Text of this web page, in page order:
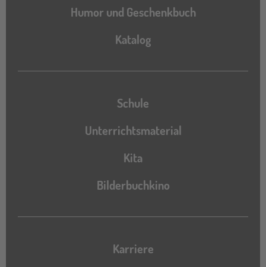
Humor und Geschenkbuch
Katalog
Katalog
Schule
Unterrichtsmaterial
Kita
Bilderbuchkino
Karriere